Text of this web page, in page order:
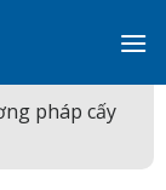
pháp cấy